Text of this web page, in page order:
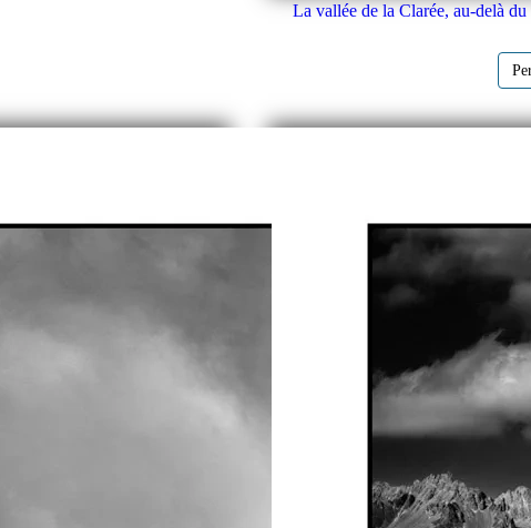
La vallée de la Clarée, au-delà